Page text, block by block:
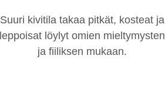
Suuri kivitila takaa pitkät, kosteat ja
leppoisat löylyt omien mieltymysten
ja fiiliksen mukaan.